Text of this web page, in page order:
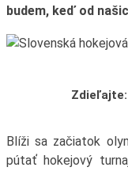
budem, keď od
Zdieľajte:
Blíži sa začiatok
pútať hokejový